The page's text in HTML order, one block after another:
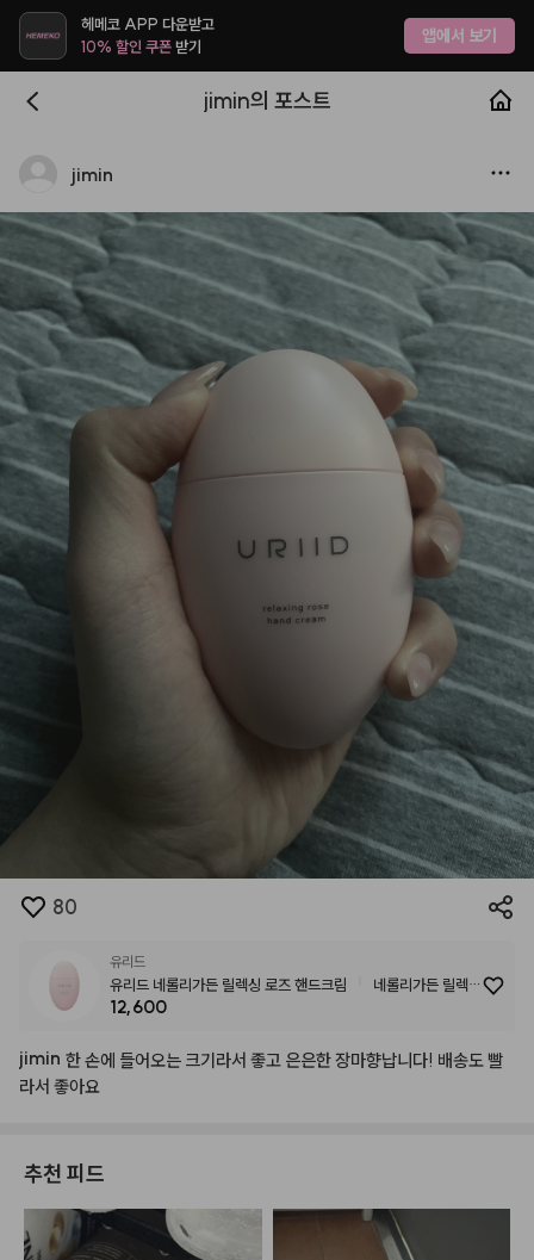
헤메코 APP 다운받고
10% 할인 쿠폰받기 앱에서 보기
jimin의 포스트
jimin
80
유리드
유리드 네롤리가든 릴렉싱 로즈 핸드크림
네롤리가든 릴렉싱
로즈 핸드크림
12,600
jimin 한손에 들어오는 크기라서 좋고 은은한장마향납니다! 배송도 빨
라서 좋아요
추천 피드